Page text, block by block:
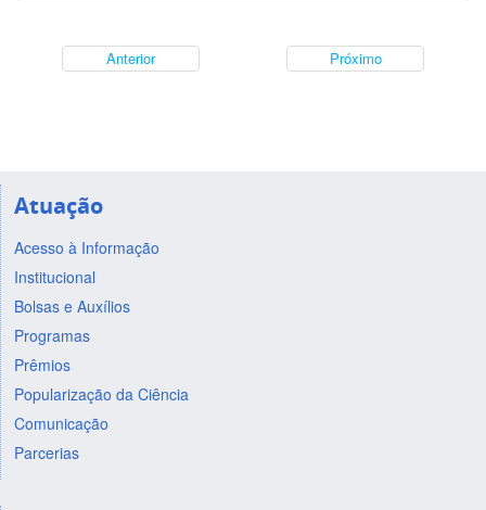
Anterior Próximo
Atuação
Acesso à Informação
Institucional
Bolsas e Auxílios
Programas
Prêmios
Popularização da Ciência
Comunicação
Parcerias